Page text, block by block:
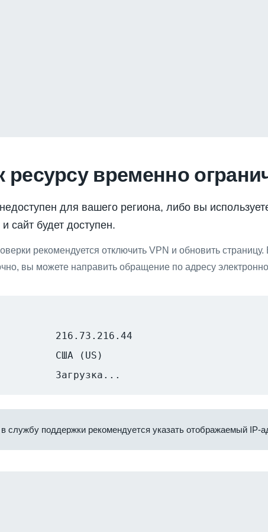
ресурсу временно
для вашего региона, либо вы
сайт будет доступен.
рекомендуется отключить VPN и обновить
вы можете направить обращение по адресу
216.73.216.44
США (US)
Загрузка...
службу поддержки рекомендуется указать отображаемый IP-